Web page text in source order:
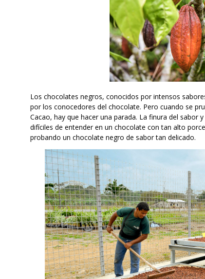
Los chocolates negros, conocidos por intensos
por los conocedores del chocolate. Pero cuando se
Cacao, hay que hacer una parada. La finura del sabor
difíciles de entender en un chocolate con tan alto
probando un chocolate negro de sabor tan delicado.